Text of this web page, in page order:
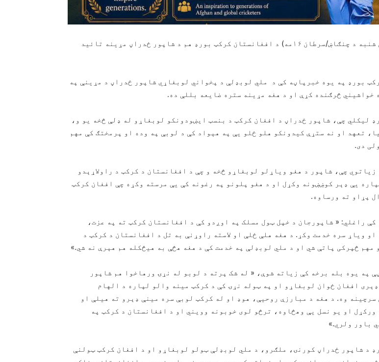
تاند (سې شنبه د چنګاښ/سرطان ۱۶مه) د افغانستان کرکټ بورډ هم د شاپور ځدراڼ مړینه تائید
بورډ په یوه خبرپاڼه کې د ملي لوبډلې د پخواني لوبغاړي شاپور ځدراڼ د مړینې په
خواشیني څرګنده کړې او د هغه مړینه ستره ضایعه بللې ده.
لیکلي چې، شاپور ځدراڼ د افغان کرکټ د بنسټ ایښودونکو لوبغاړو له ډلې څخه یو و،
تعهد او نه ستړې کیدونکو هلو ځلو یې په هېواد کې د لوبې په وده او پرمختګ کې مهم
دی.
زیاتوي چې، شاپور د هغو ویاړلو لوبغاړو څخه و چې د افغانستان د کرکټ د راولاړېدو
یې ډېر کوښښونه وکړل او د هغو پلونو په رغونه کې یې مرسته وکړه چې افغان کرکټ
پړاو ته ورساوه.
کې راغلي: « شاپورجان د خپل ټول مسلک په اوږدو کې د افغانستان کرکټ ته په عزت،
او ویاړ سره خدمت وکړ. د هغه هلې ځلې او لاسته راوړنې به تل د افغانستان د کرکټ د
مهم څپرکی پاتې شي او د ملي لوبډلې په خدمت کې د هغه هڅې به هیڅکله هم هېرې نه شي.»
په یوه بله برخه کې زیاته شوې، « له شک پرته د لوبو له نړۍ ورهاخوا هم شاپور
افغان ځوان لوبغاړو او په ټوله نړۍ کې د کرکټ مینه والو لپاره د الهام
سرچینه وه. د هغه د مبارزې روحیې، هوډ او له کرکټ لوبې سره مینې ډېرو ته هیلې او
ورکړل او یو نسل یې وهڅاوه، ترڅو لوی خوبونه وویني او د افغانستان د کرکټ په
باور ولري.»
د شاپور ځدراڼ کورنۍ، ملګرو، د ملي لوبډلې ټولو لوبغاړو او د افغان کرکټ ټولنې